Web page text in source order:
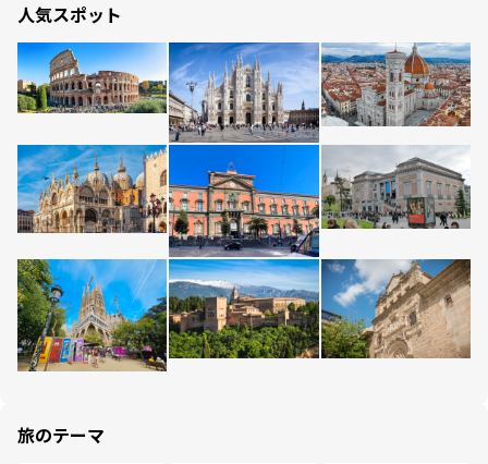
人気スポット
旅のテーマ